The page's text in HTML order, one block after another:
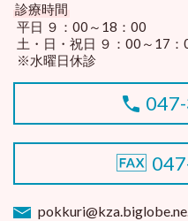
診療時間
平日 ９：00～18：00
土・日・祝日 ９：00～17：
※水曜日休診